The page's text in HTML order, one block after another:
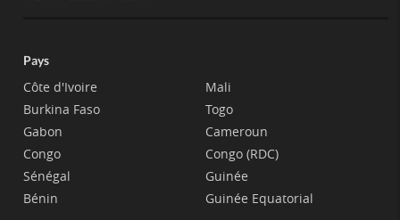
Pays
Côte d'Ivoire
Burkina Faso
Gabon
Congo
Sénégal
Bénin
Mali
Togo
Cameroun
Congo (RDC)
Guinée
Guinée Equatorial